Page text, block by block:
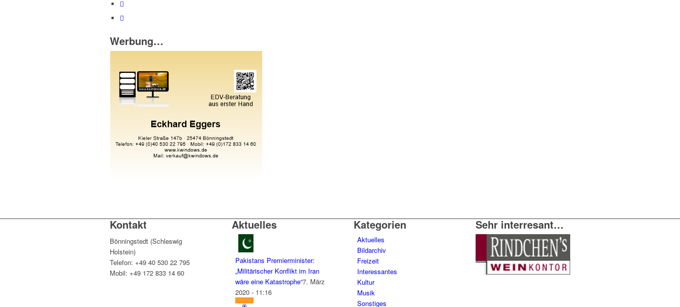
Werbung…
Kontakt
Bönningstedt (Schleswig
Holstein)
Telefon: +49 40 530 22 795
Mobil: +49 172 833 14 60
Aktuelles
Pakistans Premierminister:
„Militärischer Konflikt im Iran
wäre eine Katastrophe“7. März
2020 - 11:16
Kategorien
Aktuelles
Bildarchiv
Freizeit
Interessantes
Kultur
Musik
Sonstiges
Sehr interresant…